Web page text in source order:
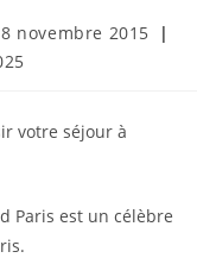
8 novembre 2015
votre séjour à
Paris est un célèbre